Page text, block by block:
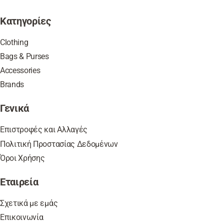
Κατηγορίες
Clothing
Bags & Purses
Accessories
Brands
Γενικά
Επιστροφές και Αλλαγές
Πολιτική Προστασίας Δεδομένων
Όροι Χρήσης
Εταιρεία
Σχετικά με εμάς
Επικοινωνία